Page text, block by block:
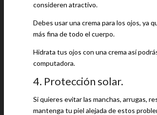
consideren atractivo.
Debes usar una crema para los ojos, ya
más fina de todo el cuerpo.
Hidrata tus ojos con una crema así
computadora.
4. Protección solar.
Si quieres evitar las manchas, arrugas,
mantenga tu piel alejada de estos